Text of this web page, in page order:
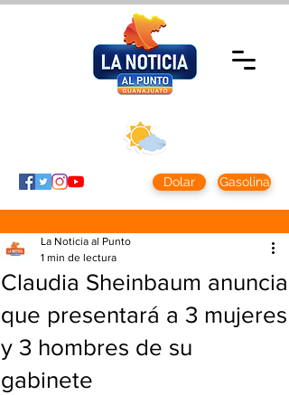
Dolar Gasolina
Claudia Sheinbaum anuncia
que presentará a 3 mujeres
y 3 hombres de su
gabinete
La Noticia al Punto
1 min de lectura